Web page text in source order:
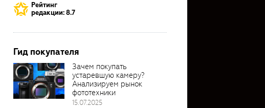
Рейтинг
редакции: 8.7
Гид покупателя
Зачем покупать
устаревшую камеру?
Анализируем рынок
фототехники
15.07.2025